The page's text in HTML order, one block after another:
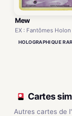
Mew
EX : Fantômes Holon
HOLOGRAPHIQUE
Cartes
Autres cartes de